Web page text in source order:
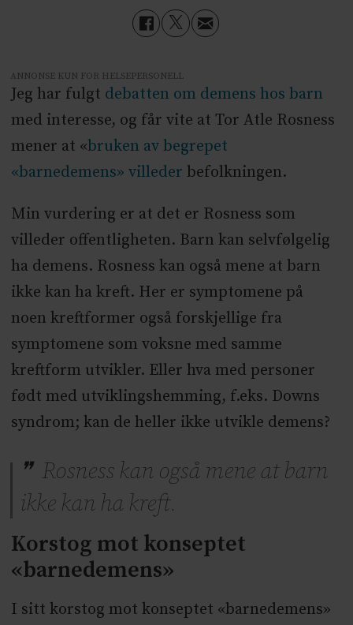
ANNONSE KUN FOR HELSEPERSONELL
Jeg har fulgt debatten om demens hos barn
med interesse, og får vite at Tor Atle Rosness
mener at «bruken av begrepet
«barnedemens» villeder befolkningen.
Min vurdering er at det er Rosness som
villeder offentligheten. Barn kan selvfølgelig
ha demens. Rosness kan også mene at barn
ikke kan ha kreft. Her er symptomene på
noen kreftformer også forskjellige fra
symptomene som voksne med samme
kreftform utvikler. Eller hva med personer
født med utviklingshemming, f.eks. Downs
syndrom; kan de heller ikke utvikle demens?
Rosness kan også mene at barn
ikke kan ha kreft.
Korstog mot konseptet
«barnedemens»
I sitt korstog mot konseptet «barnedemens»